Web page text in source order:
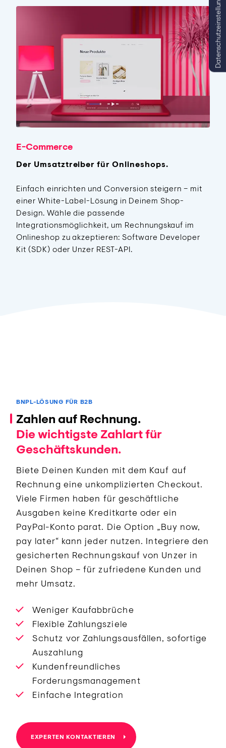
E-Commerce
Der Umsatztreiber für Onlineshops.
Einfach einrichten und Conversion steigern – mit
einer White-Label-Lösung in Deinem Shop-
Design. Wähle die passende
Integrationsmöglichkeit, um Rechnungskauf im
Onlineshop zu akzeptieren: Software Developer
Kit (SDK) oder Unzer REST-API.
BNPL-LÖSUNG FÜR B2B
Zahlen auf Rechnung.
Die wichtigste Zahlart für
Geschäftskunden.
Biete Deinen Kunden mit dem Kauf auf
Rechnung eine unkomplizierten Checkout.
Viele Firmen haben für geschäftliche
Ausgaben keine Kreditkarte oder ein
PayPal-Konto parat. Die Option „Buy now,
pay later“ kann jeder nutzen. Integriere den
gesicherten Rechnungskauf von Unzer in
Deinen Shop – für zufriedene Kunden und
mehr Umsatz.
Weniger Kaufabbrüche
Flexible Zahlungsziele
Schutz vor Zahlungsausfällen, sofortige
Auszahlung
Kundenfreundliches
Forderungsmanagement
Einfache Integration
EXPERTEN KONTAKTIEREN
Datenschutzeinstellungen